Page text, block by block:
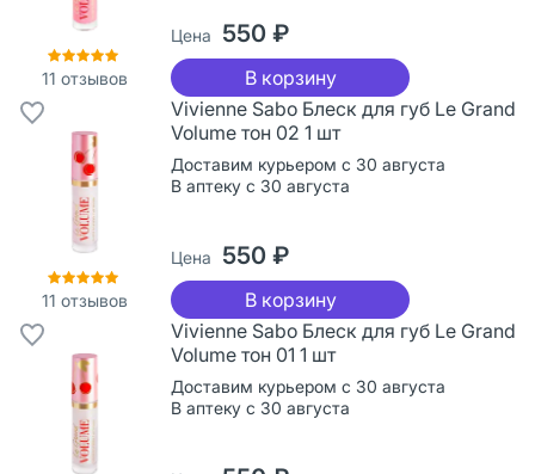
11 отзывов
Цена 550 ₽
В корзину
11 отзывов
Vivienne Sabo Блеск для губ Le Grand
Volume тон 02 1 шт
Доставим курьером с 30 августа
В аптеку с 30 августа
Цена 550 ₽
В корзину
Vivienne Sabo Блеск для губ Le Grand
Volume тон 01 1 шт
Доставим курьером с 30 августа
В аптеку с 30 августа